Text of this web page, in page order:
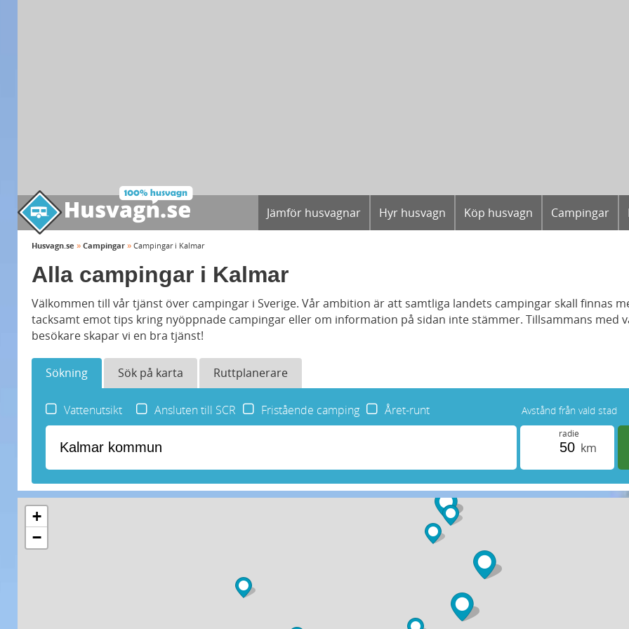
Jämför husvagnar Hyr husvagn Köp husvagn Campingar
Husvagn.se » Campingar » Campingar i Kalmar
Alla campingar i Kalmar
Välkommen till vår tjänst över campingar i Sverige. Vår ambition är att samtliga landets campingar skall finnas
tacksamt emot tips kring nyöppnade campingar eller om information på sidan inte stämmer. Tillsammans med
besökare skapar vi en bra tjänst!
Sökning Sök på karta Ruttplanerare
Vattenutsikt Ansluten till SCR Fristående camping Året-runt Avstånd från vald stad
radie
km
+
−